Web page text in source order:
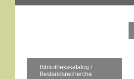
Bibliothekskatalog /
Bestandsrecherche